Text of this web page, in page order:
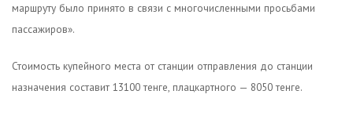
маршруту было принято в связи с многочисленными просьбами
пассажиров».
Стоимость купейного места от станции отправления до станции
назначения составит 13100 тенге, плацкартного — 8050 тенге.